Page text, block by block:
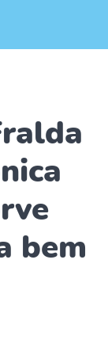
bem